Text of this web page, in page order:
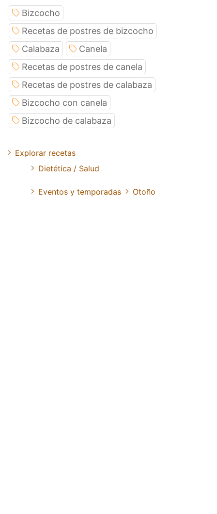
Bizcocho
Recetas de postres de bizcocho
Calabaza
Canela
Recetas de postres de canela
Recetas de postres de calabaza
Bizcocho con canela
Bizcocho de calabaza
Explorar recetas
Dietética / Salud
Eventos y temporadas Otoño